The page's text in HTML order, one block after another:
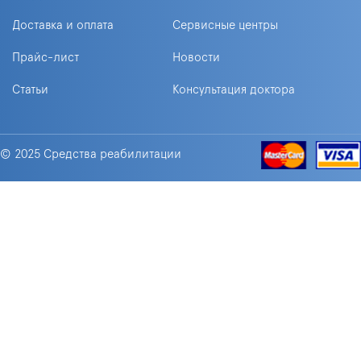
Доставка и оплата Сервисные центры
Прайс-лист Новости
Статьи Консультация доктора
© 2025 Средства реабилитации